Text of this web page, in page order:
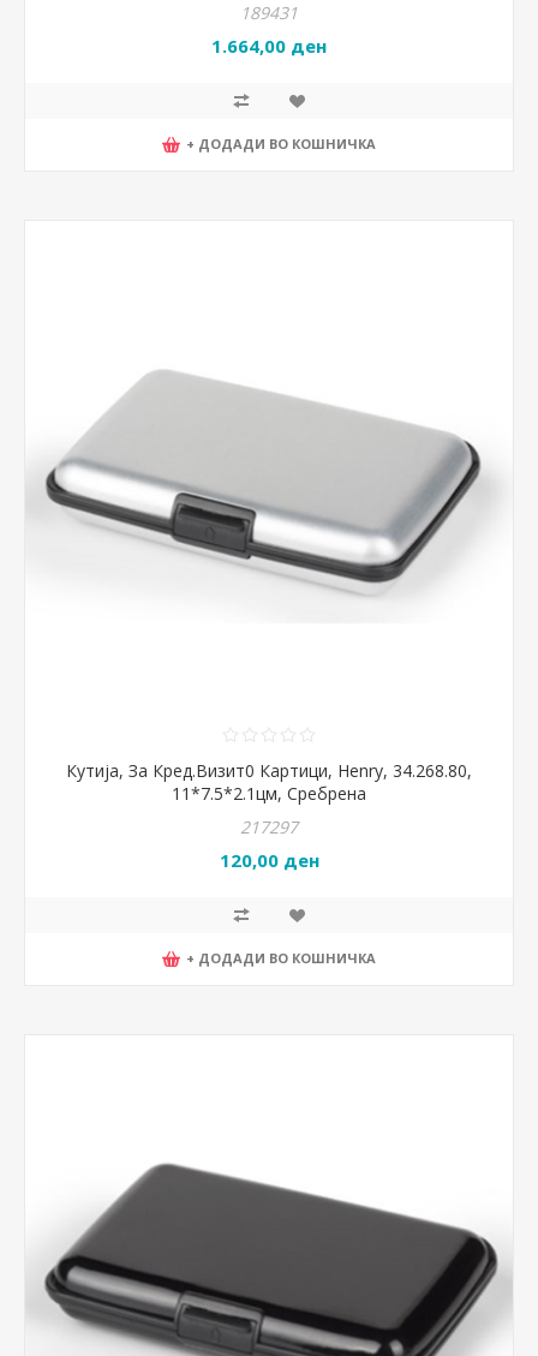
189431
1.664,00 ден
+ ДОДАДИ ВО КОШНИЧКА
Кутија, За Кред.Визит0 Картици, Henry, 34.268.80,
11*7.5*2.1цм, Сребрена
217297
120,00 ден
+ ДОДАДИ ВО КОШНИЧКА